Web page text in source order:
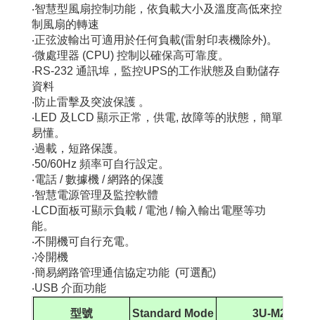
‧智慧型風扇控制功能，依負載大小及溫度高低來控
制風扇的轉速
‧正弦波輸出可適用於任何負載(雷射印表機除外)。
‧微處理器 (CPU) 控制以確保高可靠度。
‧RS-232 通訊埠，監控UPS的工作狀態及自動儲存
資料
‧防止雷擊及突波保護 。
‧LED 及LCD 顯示正常，供電, 故障等的狀態，簡單
易懂。
‧過載，短路保護。
‧50/60Hz 頻率可自行設定。
‧電話 / 數據機 / 網路的保護
‧智慧電源管理及監控軟體
‧LCD面板可顯示負載 / 電池 / 輸入輸出電壓等功
能。
‧不開機可自行充電。
‧冷開機
‧簡易網路管理通信協定功能 (可選配)
‧USB 介面功能
型號 Standard Mode 3U-M2000L